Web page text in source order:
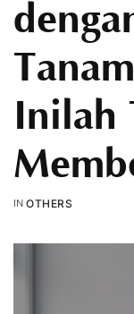
Inilah
IN OTHERS